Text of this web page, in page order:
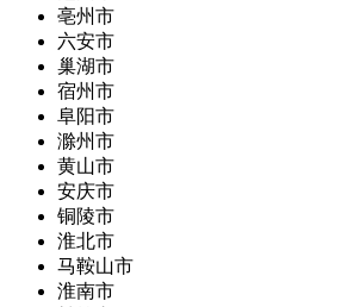
亳州市
六安市
巢湖市
宿州市
阜阳市
滁州市
黄山市
安庆市
铜陵市
淮北市
马鞍山市
淮南市